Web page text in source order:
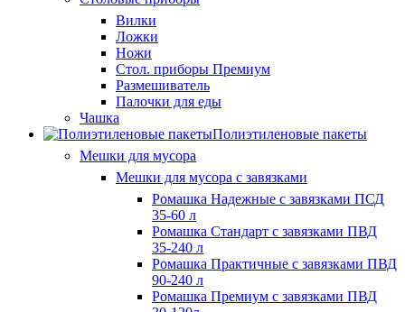
Вилки
Ложки
Ножи
Стол. приборы Премиум
Размешиватель
Палочки для еды
Чашка
Полиэтиленовые пакеты
Мешки для мусора
Мешки для мусора с завязками
Ромашка Надежные с завязками ПСД
35-60 л
Ромашка Стандарт с завязками ПВД
35-240 л
Ромашка Практичные с завязками ПВД
90-240 л
Ромашка Премиум с завязками ПВД